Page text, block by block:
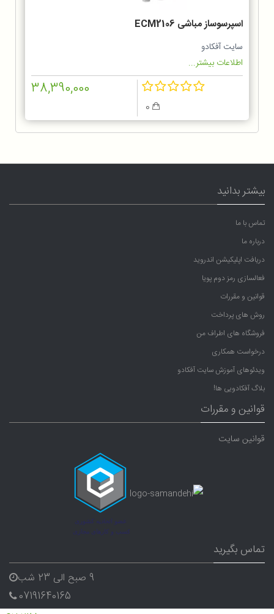
اسپرسوساز مباشی ECM2106
سایت آفکادو
اطلاعات بیشتر...
38,390,000
بیشتر بدانید
تماس با ما
درباره ما
دریافت اپلیکیشن اندروید
فعالسازی رمز دوم پویا
قوانین و مقررات
روش های پرداخت
فروشگاه های اطراف من
درخواست همکاری
ویدئوهای آموزش سایت آفکادو
بلاگ آفکادویی ها!
قوانین و مقررات
قوانین سایت
تماس بگیرید
9 صبح الی 23 شب
07191640165